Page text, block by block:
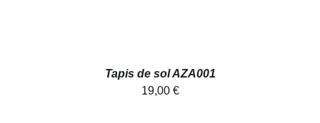
Tapis de sol AZA001
19,00 €